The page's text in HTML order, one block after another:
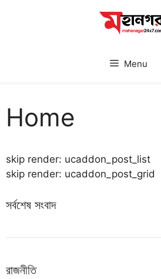
Menu
Home
skip render: ucaddon_post_list
skip render: ucaddon_post_grid
সর্বশেষ সংবাদ
রাজনীতি